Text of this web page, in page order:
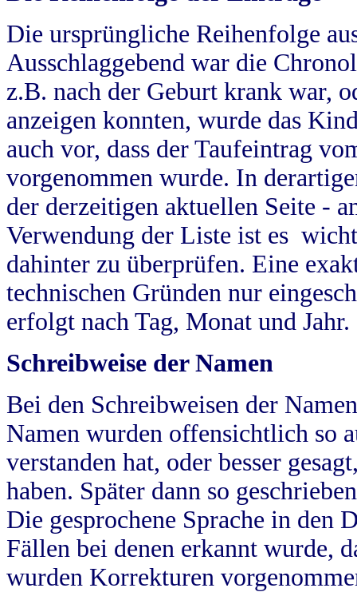
Die ursprüngliche Reihenfolge
Ausschlaggebend war die
z.B. nach der Geburt krank war,
anzeigen konnten, wurde das
auch vor, dass der Taufeintrag
vorgenommen wurde. In
der derzeitigen aktuellen Seite -
Verwendung der Liste ist es
dahinter zu überprüfen. Eine
technischen Gründen nur
erfolgt nach Tag, Monat und Jahr.
Schreibweise der Namen
Bei den Schreibweisen der
Namen wurden offensichtlich so
verstanden hat, oder besser
haben. Später dann so
Die gesprochene Sprache in
Fällen bei denen erkannt wurde,
wurden Korrekturen